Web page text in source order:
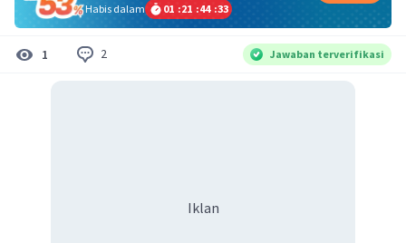
Habis dalam
01 :21 :44 :33
1 2 Jawaban terverifikasi
Iklan